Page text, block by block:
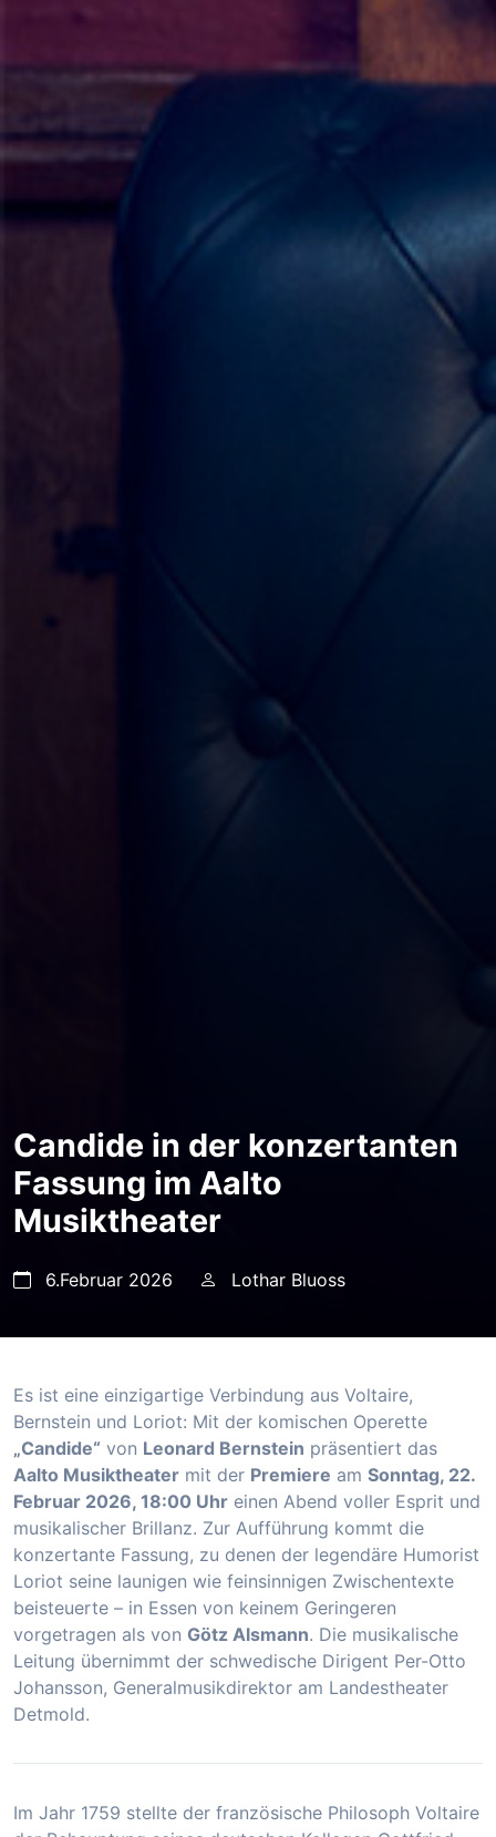
Candide in der konzertanten
Fassung im Aalto
Musiktheater
6.Februar 2026 Lothar Bluoss
Es ist eine einzigartige Verbindung aus Voltaire,
Bernstein und Loriot: Mit der komischen Operette
„Candide“ von Leonard Bernstein präsentiert das
Aalto Musiktheater mit der Premiere am Sonntag, 22.
Februar 2026, 18:00 Uhr einen Abend voller Esprit und
musikalischer Brillanz. Zur Aufführung kommt die
konzertante Fassung, zu denen der legendäre Humorist
Loriot seine launigen wie feinsinnigen Zwischentexte
beisteuerte – in Essen von keinem Geringeren
vorgetragen als von Götz Alsmann. Die musikalische
Leitung übernimmt der schwedische Dirigent Per-Otto
Johansson, Generalmusikdirektor am Landestheater
Detmold.
Im Jahr 1759 stellte der französische Philosoph Voltaire